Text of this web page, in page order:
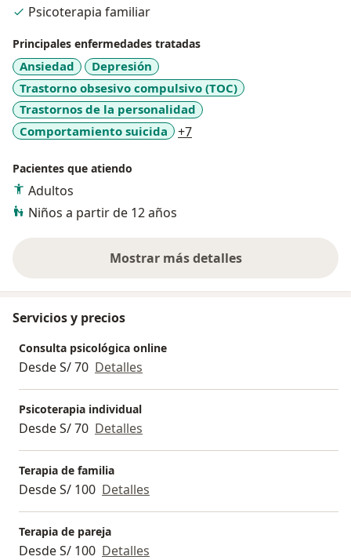
Psicoterapia familiar
Principales enfermedades tratadas
Ansiedad
Depresión
Trastorno obsesivo compulsivo (TOC)
Trastornos de la personalidad
Comportamiento suicida
+7a11y_sr_more_diseases
Pacientes que atiendo
Adultos
Niños a partir de 12 años
Mostrar más detalles
sobre la experiencia
Servicios y precios
Consulta psicológica online
Desde S/ 70 Detalles
Psicoterapia individual
Desde S/ 70 Detalles
Terapia de familia
Desde S/ 100 Detalles
Terapia de pareja
Desde S/ 100 Detalles